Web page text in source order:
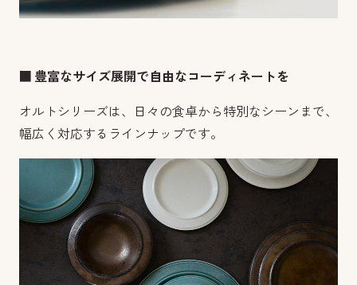
■ 豊富なサイズ展開で自由なコーディネートを
オルトシリーズは、日々の食卓から特別なシーンまで、
幅広く対応するラインナップです。